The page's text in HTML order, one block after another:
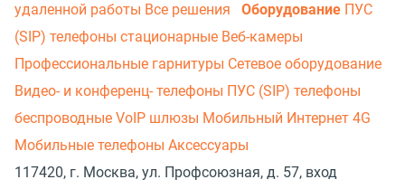
удаленной работы Все решения Оборудование ПУС
(SIP) телефоны стационарные Веб-камеры
Профессиональные гарнитуры Сетевое оборудование
Видео- и конференц- телефоны ПУС (SIP) телефоны
беспроводные VoIP шлюзы Мобильный Интернет 4G
Мобильные телефоны Аксессуары
117420, г. Москва, ул. Профсоюзная, д. 57, вход